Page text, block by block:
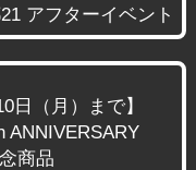
アフターイベント
日（月）まで】
ANNIVERSARY
商品